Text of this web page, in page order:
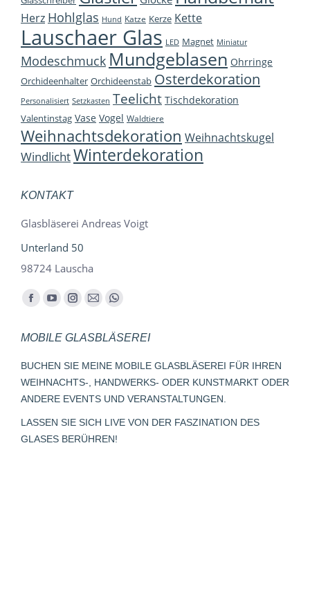
Herz Hohlglas Hund Katze Kerze Kette
Lauschaer Glas LED Magnet Miniatur
Modeschmuck Mundgeblasen Ohrringe
Orchideenhalter Orchideenstab Osterdekoration
Personalisiert Setzkasten Teelicht Tischdekoration
Valentinstag Vase Vogel Waldtiere
Weihnachtsdekoration Weihnachtskugel
WindlichtWinterdekoration
KONTAKT
Glasbläserei Andreas Voigt
Unterland 50
98724 Lauscha
Finden Sie uns auf:
Facebook
opens
in
new
window
YouTube
opens
in
new
window
Instagram
opens
in
new
window
E-
page
opens
in
new
Whatsapp
opens
in
new
window
MOBILE GLASBLÄSEREI
BUCHEN SIE MEINE MOBILE GLASBLÄSEREI FÜR IHREN
WEIHNACHTS-, HANDWERKS- ODER KUNSTMARKT ODER
ANDERE EVENTS UND VERANSTALTUNGEN.
LASSEN SIE SICH LIVE VON DER FASZINATION DES
GLASES BERÜHREN!